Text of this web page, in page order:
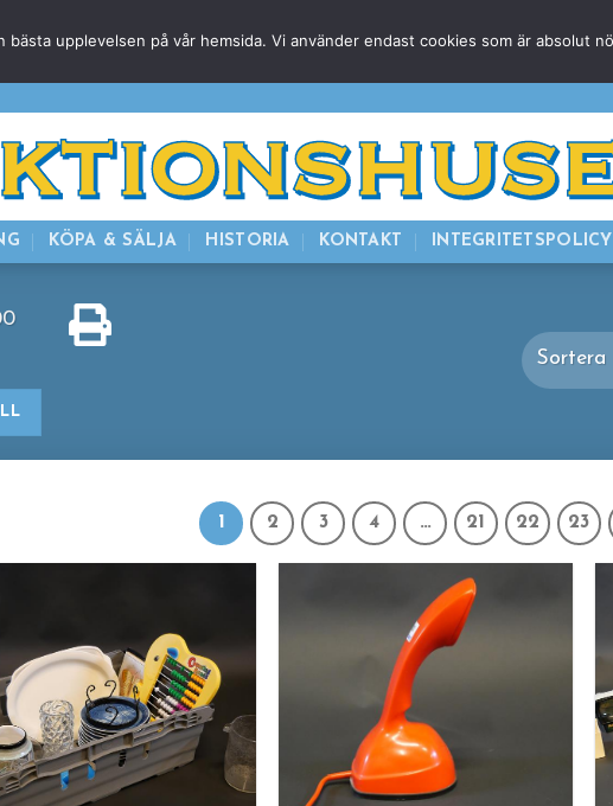
NUVARANDE AUKTION
KÖPA & SÄLJA HISTORIA KONTAKT INTEGRITETSPOLICY
Sortera
1 2 3 4 … 21 22 23
upplevelsen på vår hemsida. Vi använder endast cookies som är absolut